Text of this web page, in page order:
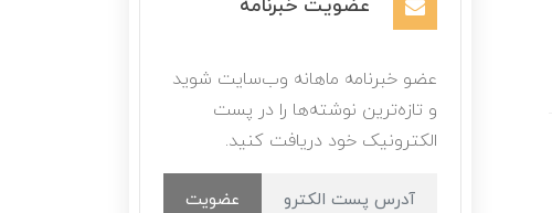
عضویت خبرنامه
عضو خبرنامه ماهانه وب‌سایت شوید
و تازه‌ترین نوشته‌ها را در پست
الکترونیک خود دریافت کنید.
عضویت